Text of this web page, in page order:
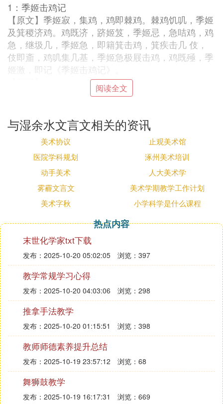
1：季姬击鸡记
【原文】季姬寂，集鸡，鸡即棘鸡。棘鸡饥叽，季姬
及箕稷济鸡。鸡既济，跻姬笈，季姬忌，急咭鸡，鸡
急，继圾几，季姬急，即籍箕击鸡，箕疾击几 伎，
伎即齑，鸡叽集几基，季姬急极屐击鸡，鸡既殛，季
姬激，即记《季姬击鸡记》。
季姬感到寂寞，罗集了一些鸡来养，是那种出自荆棘
米喂它们。鸡吃饱了，跳到季姬的书箱上，季姬怕
脏，忙叱 赶鸡，鸡吓急了，就接着跳到几桌上，季
姬更着急了，就借竹箕为赶鸡的工具，投击野鸡，竹
箕的投速很快，却打中了几桌上的陶伎俑，那陶伎俑
掉到地下，竟粉碎 了。季姬争眼一瞧，鸡躲在几桌
下乱叫，季姬一怒之下，脱下木屐鞋来打鸡， 把鸡
打死了。想着养鸡的经过，季姬激动起来，就写了这
篇《 季 姬 击 鸡 记》。
【原文】石室诗士施氏，嗜狮，誓食十狮。施氏时时
适市视狮。十时，适十狮适市。是时，适施氏适市。
氏视是十狮，恃矢势，使是十狮逝世。氏拾是十狮
尸，适石室。石室湿，氏使侍拭石室。石室拭，氏始
试食是十狮。食时，始识是十狮，实十石狮尸。试释
是事。
【翻译】《施氏吃狮子的故事》
石室里住着一位诗人姓施，爱吃狮子，决心要吃十只
狮子。
他常常去市场看狮子。
十点钟，刚好有十只狮子到了市场。
那时候，刚好施氏也到了市场。
他看见那十只狮子，便放箭，把那十只狮子杀死了。
他拾起那十只狮子的尸体，带到石室。
阅读全文
与湿余水文言文相关的资讯
美术协议
止观美术馆
医院学科规划
涿州美术培训
动手美术
人大美术学
雾霾文言文
美术学期教学工作计划
美术字秋
小学科学是什么课程
热点内容
末世化学家txt下载
发布：2025-10-20 05:02:05 浏览：397
教学常规学习心得
发布：2025-10-20 04:03:06 浏览：298
推拿手法教学
发布：2025-10-20 01:15:51 浏览：398
教师师德素养提升总结
发布：2025-10-19 23:57:12 浏览：68
舞狮鼓教学
发布：2025-10-19 16:17:31 浏览：669